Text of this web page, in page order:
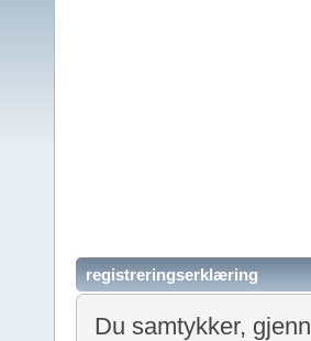
registreringserklæring
Du samtykker,